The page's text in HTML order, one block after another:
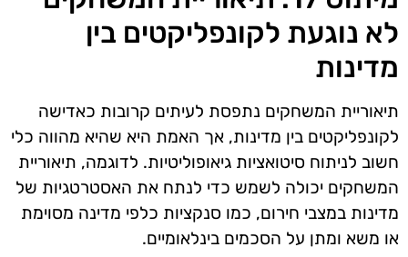
לא נוגעת לקונפליקטים בין
מדינות
תיאוריית המשחקים נתפסת לעיתים קרובות כאדישה
לקונפליקטים בין מדינות, אך האמת היא שהיא מהווה כלי
חשוב לניתוח סיטואציות גיאופוליטיות. לדוגמה, תיאוריית
המשחקים יכולה לשמש כדי לנתח את האסטרטגיות של
מדינות במצבי חירום, כמו סנקציות כלפי מדינה מסוימת
או משא ומתן על הסכמים בינלאומיים.